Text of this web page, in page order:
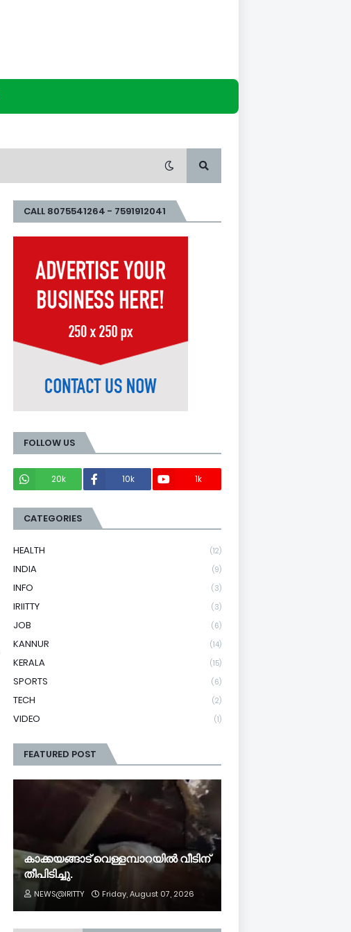
CALL 8075541264 - 7591912041
FOLLOW US
20k
10k 1k
CATEGORIES
HEALTH (12)
INDIA (9)
INFO (3)
IRIITTY (3)
JOB (6)
KANNUR (14)
KERALA (15)
SPORTS (6)
TECH (2)
VIDEO (1)
FEATURED POST
കാക്കയങ്ങാട് വെള്ളമ്പാറയിൽ വീടിന്
തീപിടിച്ചു.
NEWS@IRITTY Friday, August 07, 2026